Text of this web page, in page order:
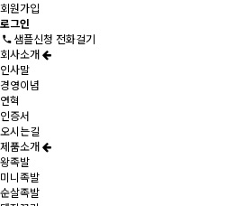
회원가입
로그인
샘플신청 전화걸기
회사소개
인사말
경영이념
연혁
인증서
오시는길
제품소개
왕족발
미니족발
순살족발